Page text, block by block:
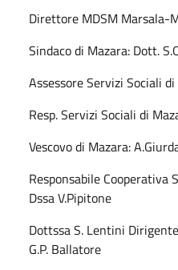
Direttore MDSM Marsala-
Sindaco di Mazara: Dott.
Assessore Servizi Sociali
Resp. Servizi Sociali di
Vescovo di Mazara:
Responsabile Cooperativa
Dssa V.Pipitone
Dottssa S. Lentini
G.P. Ballatore